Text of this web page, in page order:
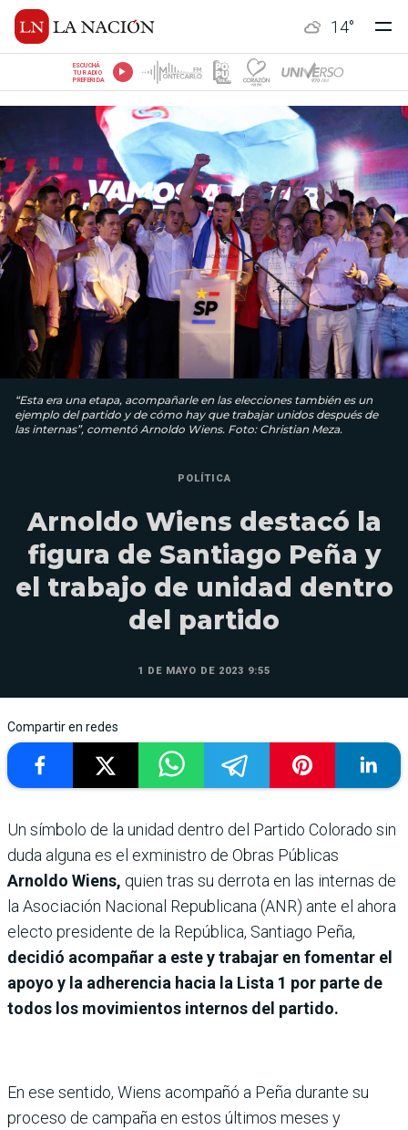
14°
ESCUCHÁ
TU RADIO
PREFERIDA
“Esta era una etapa, acompañarle en las elecciones también es un
ejemplo del partido y de cómo hay que trabajar unidos después de
las internas”, comentó Arnoldo Wiens. Foto: Christian Meza.
POLÍTICA
Arnoldo Wiens destacó la
figura de Santiago Peña y
el trabajo de unidad dentro
del partido
1 DE MAYO DE 2023 9:55
Compartir en redes
Un símbolo de la unidad dentro del Partido Colorado sin
duda alguna es el exministro de Obras Públicas
Arnoldo Wiens, quien tras su derrota en las internas de
la Asociación Nacional Republicana (ANR) ante el ahora
electo presidente de la República, Santiago Peña,
decidió acompañar a este y trabajar en fomentar el
apoyo y la adherencia hacia la Lista 1 por parte de
todos los movimientos internos del partido.
En ese sentido, Wiens acompañó a Peña durante su
proceso de campaña en estos últimos meses y